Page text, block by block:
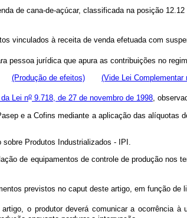
de cana-de-açúcar, classificada na posição
vinculados à receita de venda efetuada com
pessoa jurídica que apura as contribuições no
(Produção de efeitos) (Vide Lei Complementar
da Lei no 9.718, de 27 de novembro de 1998,
e a Cofins mediante a aplicação das
Produtos Industrializados - IPI.
de equipamentos de controle de produção nos
previstos no caput deste artigo, em função de
o produtor deverá comunicar a ocorrência